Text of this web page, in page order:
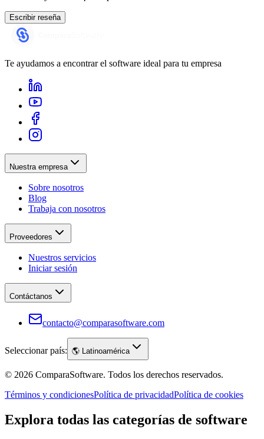
Escribir reseña
Te ayudamos a encontrar el software ideal para tu empresa
Nuestra empresa
Sobre nosotros
Blog
Trabaja con nosotros
Proveedores
Nuestros servicios
Iniciar sesión
Contáctanos
contacto@comparasoftware.com
Seleccionar país: 🌎 Latinoamérica
© 2026 ComparaSoftware. Todos los derechos reservados.
Términos y condicionesPolítica de privacidadPolítica de cookies
Explora todas las categorías de software